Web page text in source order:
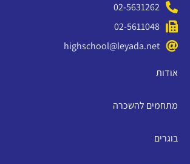
02-5631262
02-5611048
highschool@leyada.net
אודות
מתחמים להשכרה
בוגרים